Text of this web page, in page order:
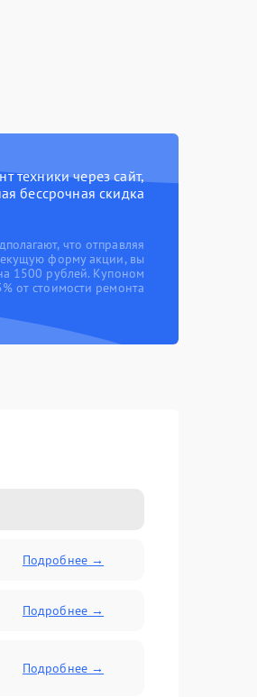
техники через сайт,
бессрочная скидка
что отправляя
форму акции, вы
1500 рублей. Купоном
от стоимости ремонта
Подробнее →
Подробнее →
Подробнее →